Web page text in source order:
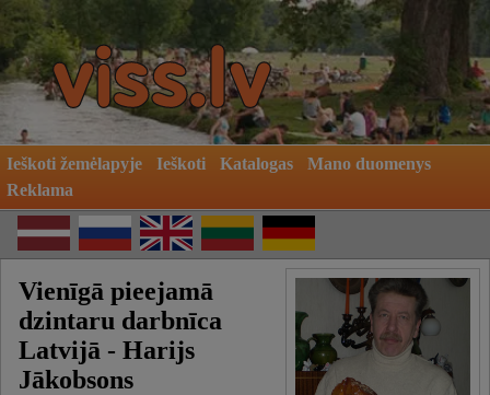
Ieškoti žemėlapyje Ieškoti Katalogas
Mano duomenys
Reklama
Vienīgā pieejamā
dzintaru darbnīca
Latvijā - Harijs
Jākobsons